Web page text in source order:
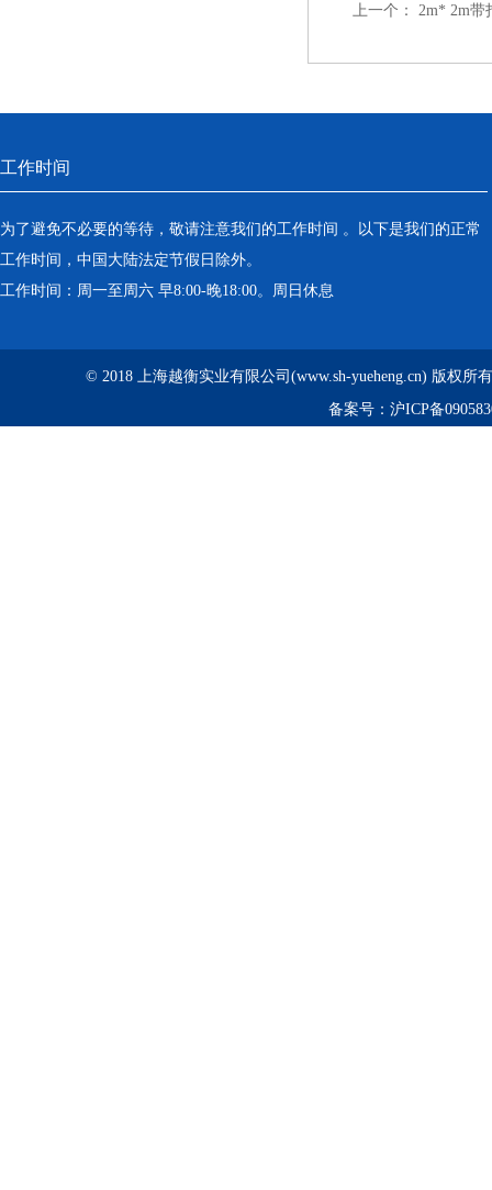
上一个： 2m* 2m带
工作时间
为了避免不必要的等待，敬请注意我们的工作时间 。以下是我们的正常
工作时间，中国大陆法定节假日除外。
工作时间：周一至周六 早8:00-晚18:00。周日休息
© 2018 上海越衡实业有限公司(www.sh-yueheng.cn) 版权所
备案号： 沪ICP备